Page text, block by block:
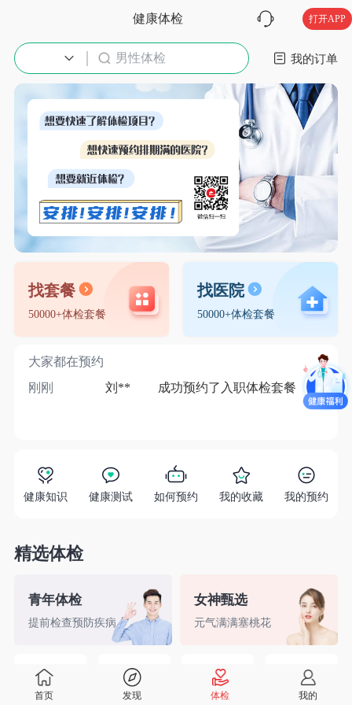
健康体检 打开APP
男性体检 入职体检 我的订单
找套餐
50000+体检套餐
找医院
50000+体检套餐
大家都在预约
刚刚
刘** 成功预约了入职体检套餐 1分
健康知识 健康测试 如何预约 我的收藏 我的预约
精选体检
青年体检
提前检查预防疾病
女神甄选
元气满满塞桃花
精英白领 备孕检查 入职体检 婚前检查
首页 发现 体检 我的